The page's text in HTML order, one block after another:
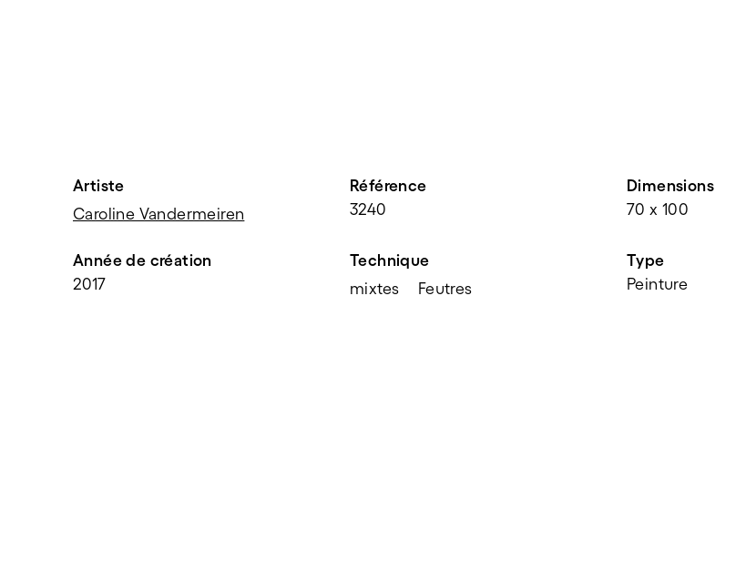
Artiste
Caroline Vandermeiren
Référence
3240
Dimensions
70 x 100
Année de création
2017
Technique
mixtes
Feutres
Type
Peinture